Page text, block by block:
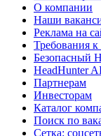
О компании
Наши
Реклама на
Требования
Безопасный
HeadHunter
Партнерам
Инвесторам
Каталог
Поиск по
Сетка: